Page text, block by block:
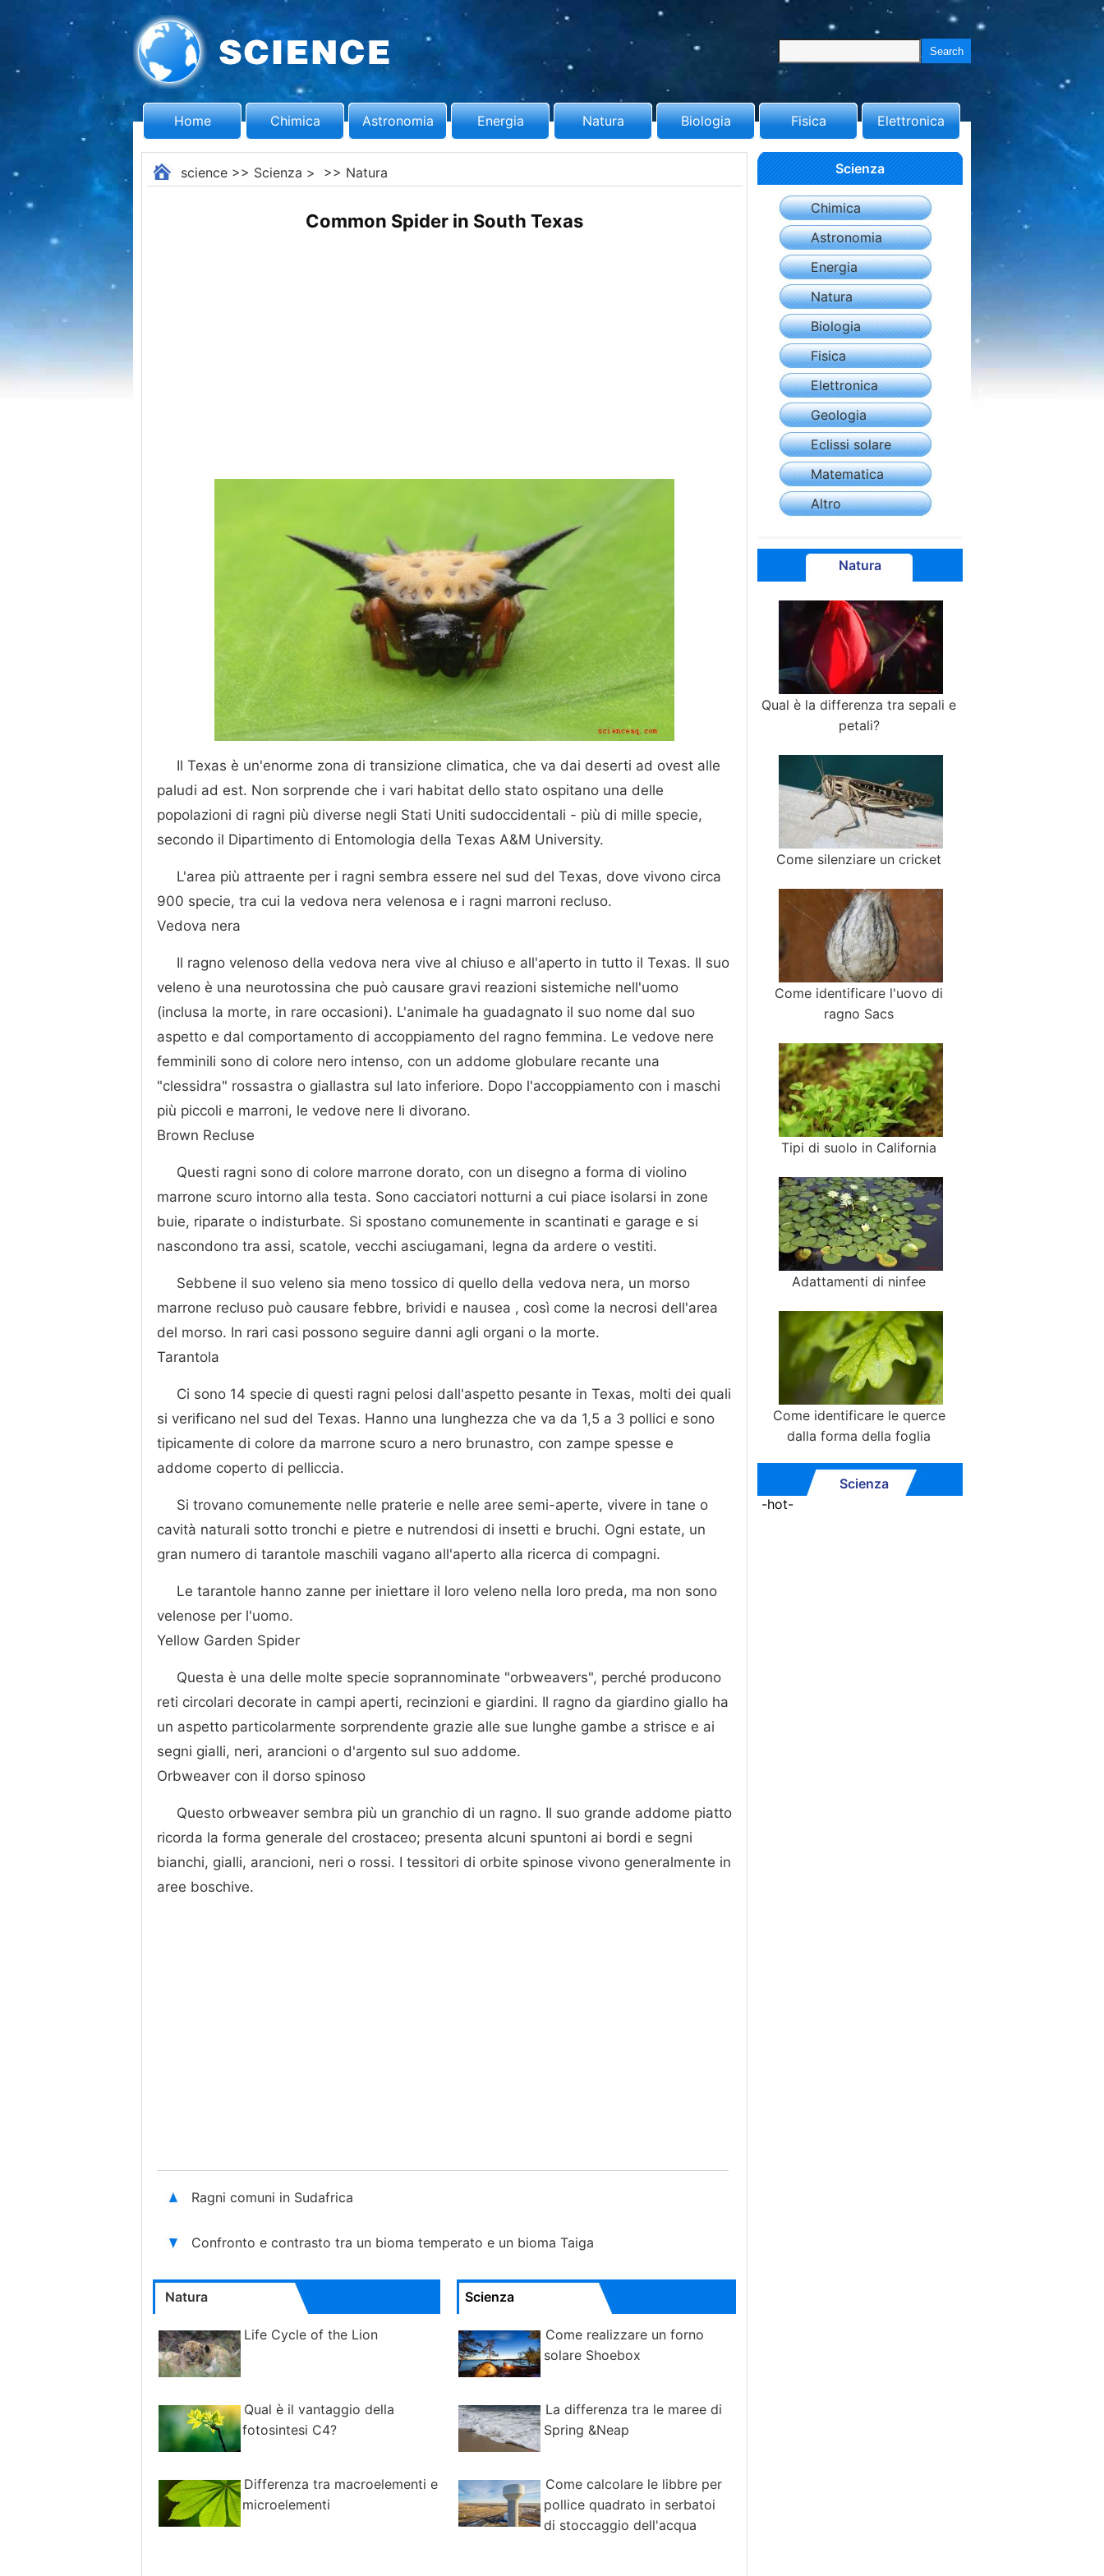
Home Chimica Astronomia Energia Natura Biologia Fisica Elettronica
science>> Scienza > >> Natura
Common Spider in South Texas
Il Texas è un'enorme zona di transizione climatica, che va dai deserti ad ovest alle
paludi ad est. Non sorprende che i vari habitat dello stato ospitano una delle
popolazioni di ragni più diverse negli Stati Uniti sudoccidentali - più di mille specie,
secondo il Dipartimento di Entomologia della Texas A&M University.
L'area più attraente per i ragni sembra essere nel sud del Texas, dove vivono circa
900 specie, tra cui la vedova nera velenosa e i ragni marroni recluso.
Vedova nera
Il ragno velenoso della vedova nera vive al chiuso e all'aperto in tutto il Texas. Il suo
veleno è una neurotossina che può causare gravi reazioni sistemiche nell'uomo
(inclusa la morte, in rare occasioni). L'animale ha guadagnato il suo nome dal suo
aspetto e dal comportamento di accoppiamento del ragno femmina. Le vedove nere
femminili sono di colore nero intenso, con un addome globulare recante una
"clessidra" rossastra o giallastra sul lato inferiore. Dopo l'accoppiamento con i maschi
più piccoli e marroni, le vedove nere li divorano.
Brown Recluse
Questi ragni sono di colore marrone dorato, con un disegno a forma di violino
marrone scuro intorno alla testa. Sono cacciatori notturni a cui piace isolarsi in zone
buie, riparate o indisturbate. Si spostano comunemente in scantinati e garage e si
nascondono tra assi, scatole, vecchi asciugamani, legna da ardere o vestiti.
Sebbene il suo veleno sia meno tossico di quello della vedova nera, un morso
marrone recluso può causare febbre, brividi e nausea , così come la necrosi dell'area
del morso. In rari casi possono seguire danni agli organi o la morte.
Tarantola
Ci sono 14 specie di questi ragni pelosi dall'aspetto pesante in Texas, molti dei quali
si verificano nel sud del Texas. Hanno una lunghezza che va da 1,5 a 3 pollici e sono
tipicamente di colore da marrone scuro a nero brunastro, con zampe spesse e
addome coperto di pelliccia.
Si trovano comunemente nelle praterie e nelle aree semi-aperte, vivere in tane o
cavità naturali sotto tronchi e pietre e nutrendosi di insetti e bruchi. Ogni estate, un
gran numero di tarantole maschili vagano all'aperto alla ricerca di compagni.
Le tarantole hanno zanne per iniettare il loro veleno nella loro preda, ma non sono
velenose per l'uomo.
Yellow Garden Spider
Questa è una delle molte specie soprannominate "orbweavers", perché producono
reti circolari decorate in campi aperti, recinzioni e giardini. Il ragno da giardino giallo ha
un aspetto particolarmente sorprendente grazie alle sue lunghe gambe a strisce e ai
segni gialli, neri, arancioni o d'argento sul suo addome.
Orbweaver con il dorso spinoso
Questo orbweaver sembra più un granchio di un ragno. Il suo grande addome piatto
ricorda la forma generale del crostaceo; presenta alcuni spuntoni ai bordi e segni
bianchi, gialli, arancioni, neri o rossi. I tessitori di orbite spinose vivono generalmente in
aree boschive.
Ragni comuni in Sudafrica
Confronto e contrasto tra un bioma temperato e un bioma Taiga
Natura
Life Cycle of the Lion
Qual è il vantaggio della
fotosintesi C4?
Differenza tra macroelementi e
microelementi
Scienza
Come realizzare un forno
solare Shoebox
La differenza tra le maree di
Spring &Neap
Come calcolare le libbre per
pollice quadrato in serbatoi
di stoccaggio dell'acqua
Scienza
Chimica
Astronomia
Energia
Natura
Biologia
Fisica
Elettronica
Geologia
Eclissi solare
Matematica
Altro
Natura
Qual è la differenza tra sepali e
petali?
Come silenziare un cricket
Come identificare l'uovo di
ragno Sacs
Tipi di suolo in California
Adattamenti di ninfee
Come identificare le querce
dalla forma della foglia
Scienza
-hot-